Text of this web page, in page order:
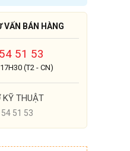
VẤN BÁN HÀNG
51 53
(T2 - CN)
KỸ THUẬT
51 53